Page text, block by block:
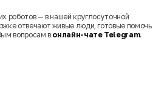
роботов — в нашей круглосуточной
отвечают живые люди, готовые помочь
вопросам в онлайн-чате Telegram.